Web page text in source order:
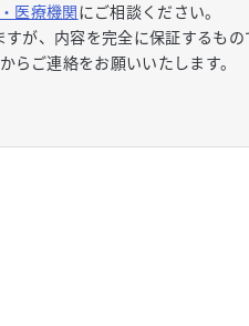
医療機関にご相談ください。
すが、内容を完全に保証するもの
からご連絡をお願いいたします。